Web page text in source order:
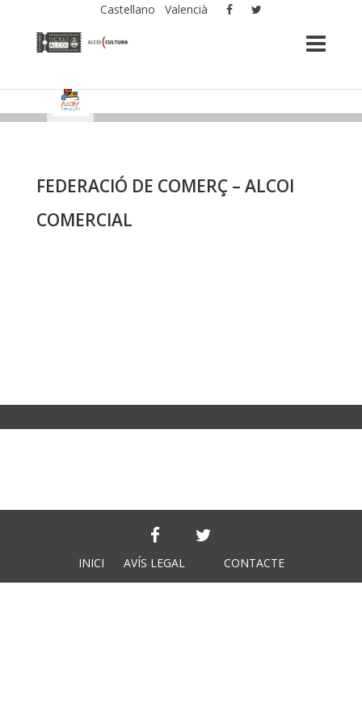
Castellano Valencià
FEDERACIÓ DE COMERÇ – ALCOI
COMERCIAL
INICI AVÍS LEGAL CONTACTE